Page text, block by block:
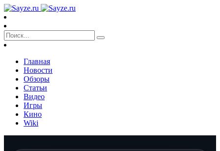
Главная
Новости
Обзоры
Статьи
Видео
Игры
Кино
Wiki